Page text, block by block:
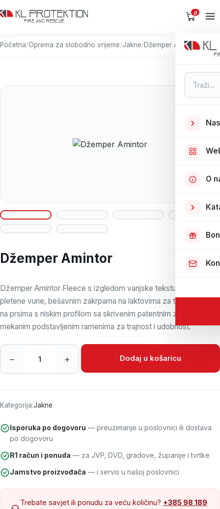
0
Pretraga
O
Početna/Oprema za slobodno vrijeme/Jakne/Džemper Amintor
Džemper Amintor
Džemper Amintor Fleece s izgledom vanjske teksture od
pletene vune, bešavnim zakrpama na laktovima za trajnost, džep
na prsima s niskim profilom sa skrivenim patentnim zatvaračem i
mekanim podstavljenim ramenima za trajnost i udobnost.
Džemper Amintor količina
– + Dodaj u košaricu
Kategorija:Jakne
Isporuka po dogovoru — preuzimanje u poslovnici ili dostava
po dogovoru
R1 račun i ponuda — za JVP, DVD, gradove, županije i tvrtke
Jamstvo proizvođača — i servis u našoj poslovnici
Trebate savjet ili ponudu za veću količinu? +385 98 189